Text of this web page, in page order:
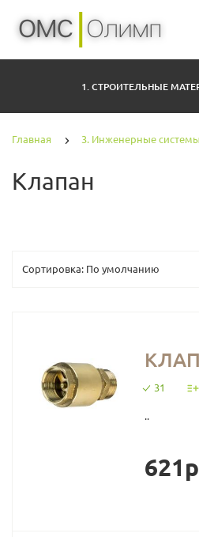
1. СТРОИТЕЛЬНЫЕ
Главная 3. Инженерные системы
Клапан
31
..